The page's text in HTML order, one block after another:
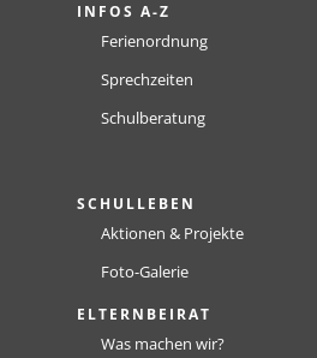
INFOS A-Z
Ferienordnung
Sprechzeiten
Schulberatung
SCHULLEBEN
Aktionen & Projekte
Foto-Galerie
ELTERNBEIRAT
Was machen wir?